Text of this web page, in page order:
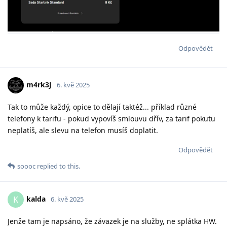
Odpovědět
m4rk3J 6. kvě 2025
Tak to může každý, opice to dělají taktéž... příklad různé
telefony k tarifu - pokud vypovíš smlouvu dřív, za tarif pokutu
neplatíš, ale slevu na telefon musíš doplatit.
Odpovědět
soooc replied to this.
K kalda 6. kvě 2025
Jenže tam je napsáno, že závazek je na služby, ne splátka HW.